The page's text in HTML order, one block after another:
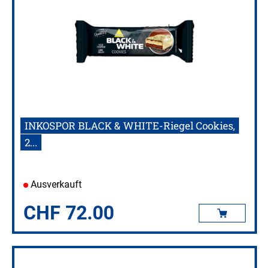
INKOSPOR BLACK & WHITE-Riegel Cookies,
2...
Ausverkauft
CHF 72.00